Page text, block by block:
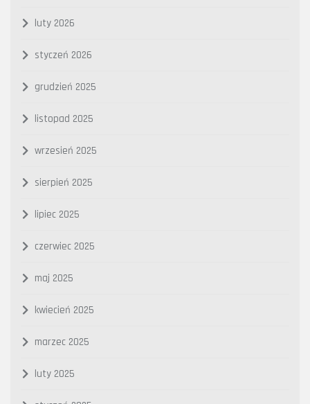
luty 2026
styczeń 2026
grudzień 2025
listopad 2025
wrzesień 2025
sierpień 2025
lipiec 2025
czerwiec 2025
maj 2025
kwiecień 2025
marzec 2025
luty 2025